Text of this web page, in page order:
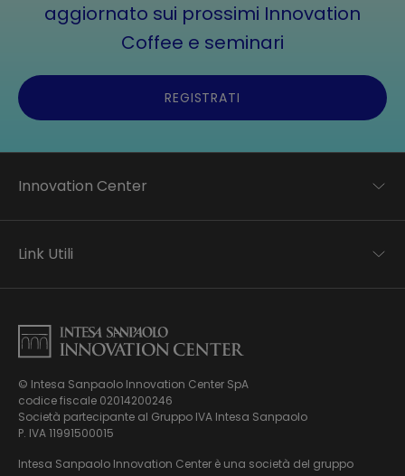
aggiornato sui prossimi Innovation
Coffee e seminari
REGISTRATI
© Intesa Sanpaolo Innovation Center SpA
codice fiscale 02014200246
Società partecipante al Gruppo IVA Intesa Sanpaolo
P. IVA 11991500015
Intesa Sanpaolo Innovation Center è una società del gruppo
Innovation Center
Applied research
Business transformation
Chi siamo
News ed Eventi
Podcast
Virtual Tour
Link Utili
Informativa Privacy
Informativa Privacy Careers
Privacy e Cookie Policy
Mappa del sito
Whistleblowing
Modello di gestione, organizzazione e controllo ex Dlgs.